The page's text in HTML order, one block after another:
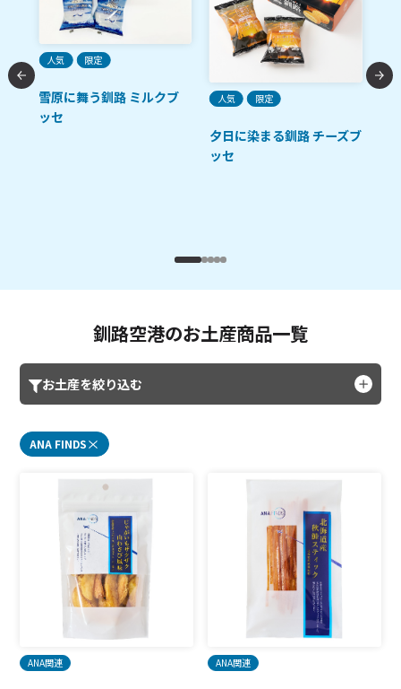
人気 限定
雪原に舞う釧路 ミルクブ
ッセ
人気 限定
夕日に染まる釧路 チーズブ
ッセ
た
釧路空港のお土産商品一覧
お土産を絞り込む
ANA FINDS
ANA関連 ANA関連